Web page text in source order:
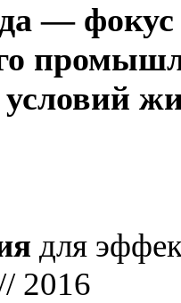
— фокус
для
2016